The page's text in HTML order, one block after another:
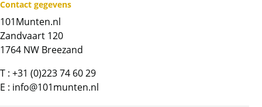
Bel ons
Contactformulier
Contact gegevens
101Munten.nl
Zandvaart 120
1764 NW Breezand
T : +31 (0)223 74 60 29
E : info@101munten.nl